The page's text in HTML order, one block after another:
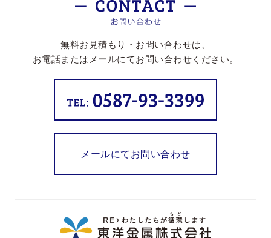
無料お見積もり・お問い合わせは、
お電話またはメールにてお問い合わせください。
メールにてお問い合わせ